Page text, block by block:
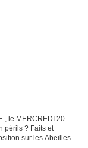
, le MERCREDI 20
périls ? Faits et
sur les Abeilles